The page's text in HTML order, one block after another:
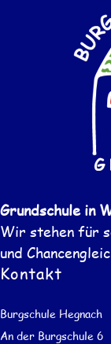
Grundschule in
Wir stehen für
und
Kontakt
Burgschule Hegnach
An der Burgschule 6